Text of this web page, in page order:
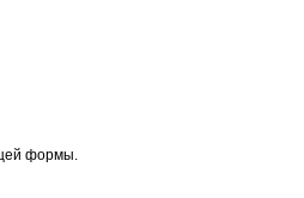
формы.